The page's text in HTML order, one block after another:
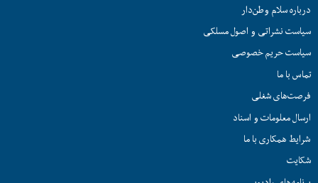
درباره سلام وطن‌دار
سیاست نشراتی و اصول مسلکی
سیاست حریم خصوصی
تماس با ما
فرصت‌های شغلی
ارسال معلومات و اسناد
شرایط همکاری با ما
شکایت